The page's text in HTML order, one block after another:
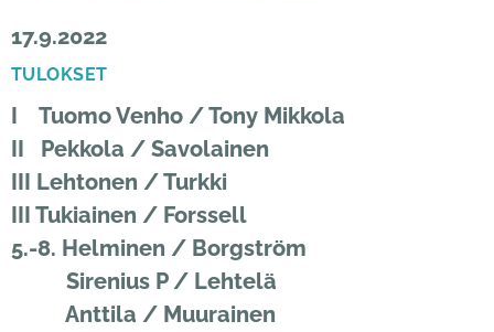
17.9.2022
TULOKSET
I Tuomo Venho / Tony Mikkola
II Pekkola / Savolainen
III Lehtonen / Turkki
III Tukiainen / Forssell
5.-8. Helminen / Borgström
Sirenius P / Lehtelä
Anttila / Muurainen